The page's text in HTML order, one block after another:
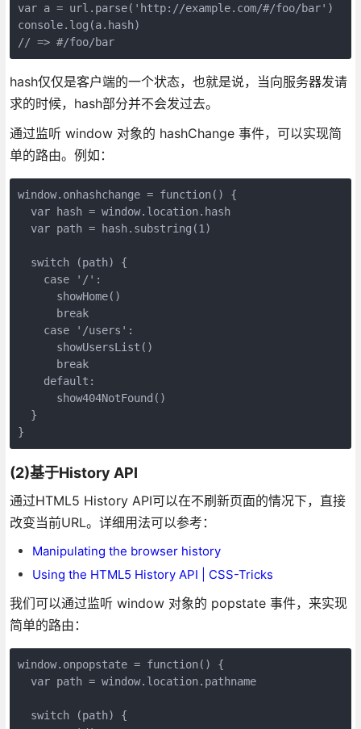
var a = url.parse('http://example.com/#/foo/bar')
console.log(a.hash)
// => #/foo/bar
hash仅仅是客户端的一个状态，也就是说，当向服务器发请
求的时候，hash部分并不会发过去。
通过监听 window 对象的 hashChange 事件，可以实现简
单的路由。例如：
window.onhashchange = function() {
  var hash = window.location.hash
  var path = hash.substring(1)
  switch (path) {
    case '/':
      showHome()
      break
    case '/users':
      showUsersList()
      break
    default:
      show404NotFound()
  }
(2)基于History API
通过HTML5 History API可以在不刷新页面的情况下，直接
改变当前URL。详细用法可以参考：
Manipulating the browser history
Using the HTML5 History API | CSS-Tricks
我们可以通过监听 window 对象的 popstate 事件，来实现
简单的路由：
window.onpopstate = function() {
  var path = window.location.pathname
  switch (path) {